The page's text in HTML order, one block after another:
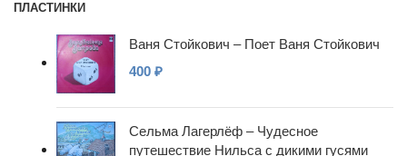
ПЛАСТИНКИ
Ваня Стойкович – Поет Ваня Стойкович
400 ₽
Сельма Лагерлёф – Чудесное
путешествие Нильса с дикими гусями